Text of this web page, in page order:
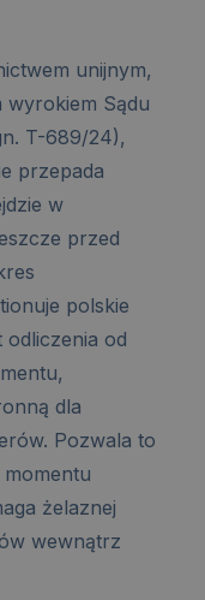
unijnym,
wyrokiem Sądu
T-689/24),
przepada
w
przed
polskie
odliczenia od
dla
Pozwala to
żelaznej
wewnątrz